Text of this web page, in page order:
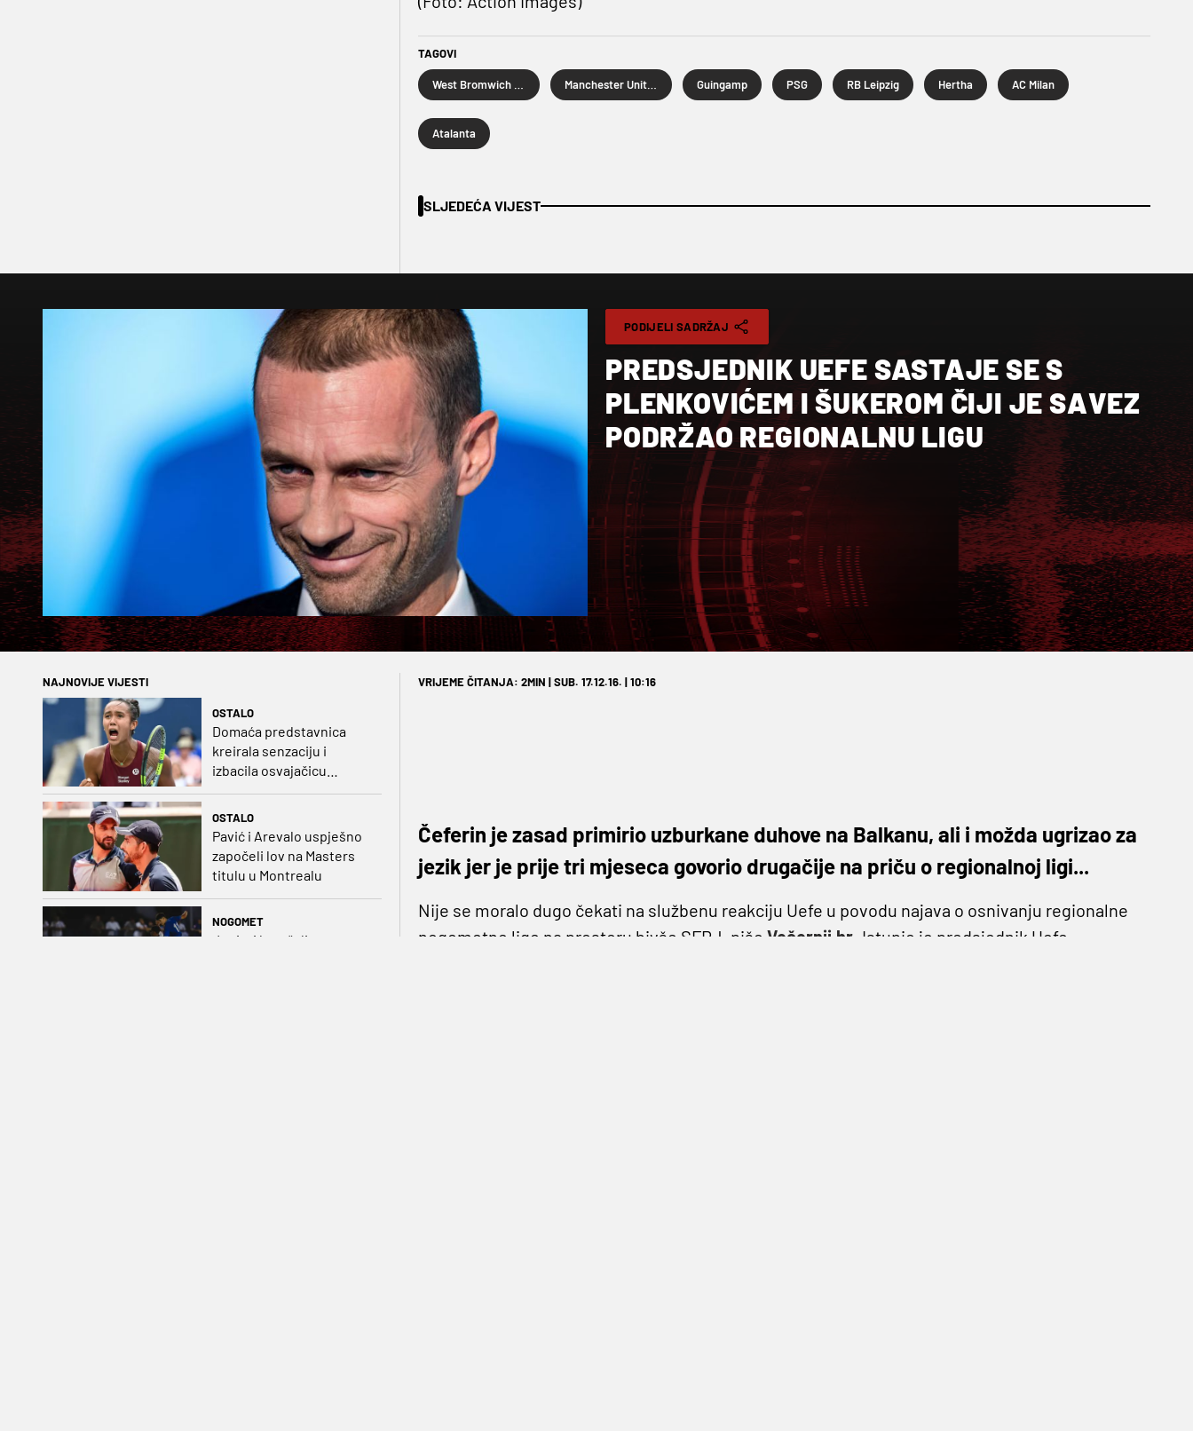
TAGOVI
West Bromwich Albion Manchester United Guingamp PSG RB Leipzig Hertha AC Milan
Atalanta
SLJEDEĆA VIJEST
PODIJELI SADRŽAJ
PREDSJEDNIK UEFE SASTAJE SE S
PLENKOVIĆEM I ŠUKEROM ČIJI JE SAVEZ
PODRŽAO REGIONALNU LIGU
NAJNOVIJE VIJESTI
OSTALO
Domaća predstavnica
kreirala senzaciju i
izbacila osvajačicu
Roland Garrosa
OSTALO
Pavić i Arevalo uspješno
započeli lov na Masters
titulu u Montrealu
NOGOMET
Juniori koračali stopama
VRIJEME ČITANJA: 2MIN | SUB. 17.12.16. | 10:16
Čeferin je zasad primirio uzburkane duhove na Balkanu, ali i možda ugrizao za
jezik jer je prije tri mjeseca govorio drugačije na priču o regionalnoj ligi...
Nije se moralo dugo čekati na službenu reakciju Uefe u povodu najava o osnivanju regionalne
nogometne lige na prostoru bivše SFRJ, piše Večernji.hr. Istupio je predsjednik Uefe